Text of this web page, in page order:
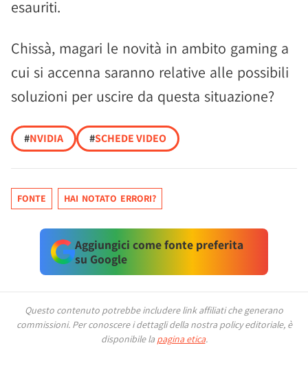
esauriti.
Chissà, magari le novità in ambito gaming a
cui si accenna saranno relative alle possibili
soluzioni per uscire da questa situazione?
#NVIDIA #SCHEDE VIDEO
FONTE HAI NOTATO ERRORI?
Aggiungici come fonte preferita
su Google
Questo contenuto potrebbe includere link affiliati che generano
commissioni. Per conoscere i dettagli della nostra policy editoriale, è
disponibile la pagina etica.